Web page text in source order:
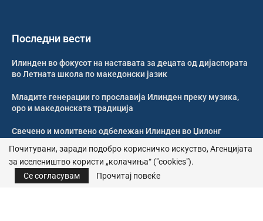
Последни вести
Илинден во фокусот на наставата за децата од дијаспората
во Летната школа по македонски јазик
Младите генерации го прославија Илинден преку музика,
оро и македонската традиција
Свечено и молитвено одбележан Илинден во Џилонг
Свечено одбележан Илинден во црквата „Св. Петка“ во
Рокдејл
Почитувани, заради подобро корисничко искуство, Агенцијата
за иселеништво користи „колачиња“ ("cookies").
Се согласувам
Прочитај повеќе